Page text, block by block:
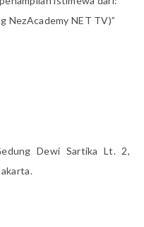
NezAcademy NET TV)”
Dewi Sartika Lt. 2,